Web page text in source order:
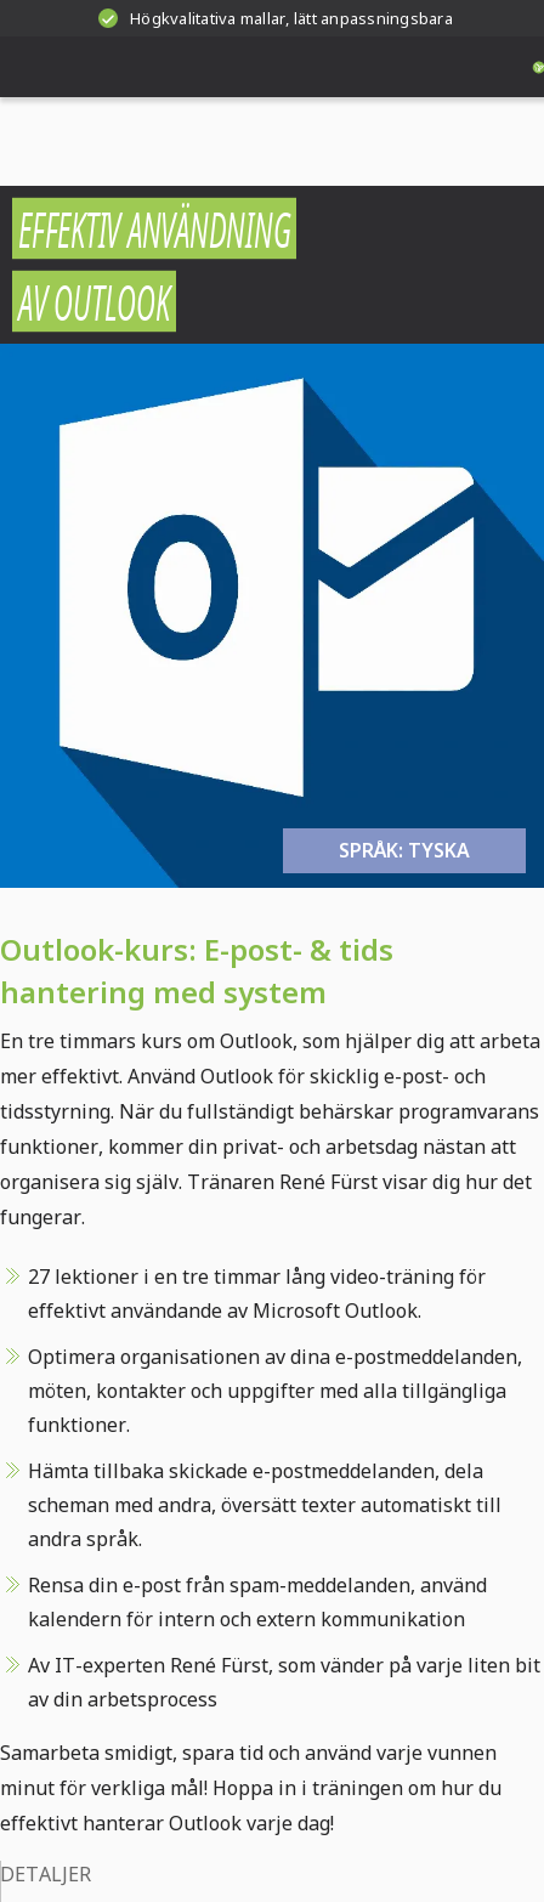
Högkvalitativa mallar, lätt anpassningsbara
EFFEKTIV ANVÄNDNING
AV OUTLOOK
SPRÅK: TYSKA
Outlook-kurs: E-post- & tids
hantering med system
En tre timmars kurs om Outlook, som hjälper dig att arbeta
mer effektivt. Använd Outlook för skicklig e-post- och
tidsstyrning. När du fullständigt behärskar programvarans
funktioner, kommer din privat- och arbetsdag nästan att
organisera sig själv. Tränaren René Fürst visar dig hur det
fungerar.
27 lektioner i en tre timmar lång video-träning för
effektivt användande av Microsoft Outlook.
Optimera organisationen av dina e-postmeddelanden,
möten, kontakter och uppgifter med alla tillgängliga
funktioner.
Hämta tillbaka skickade e-postmeddelanden, dela
scheman med andra, översätt texter automatiskt till
andra språk.
Rensa din e-post från spam-meddelanden, använd
kalendern för intern och extern kommunikation
Av IT-experten René Fürst, som vänder på varje liten bit
av din arbetsprocess
Samarbeta smidigt, spara tid och använd varje vunnen
minut för verkliga mål! Hoppa in i träningen om hur du
effektivt hanterar Outlook varje dag!
DETALJER